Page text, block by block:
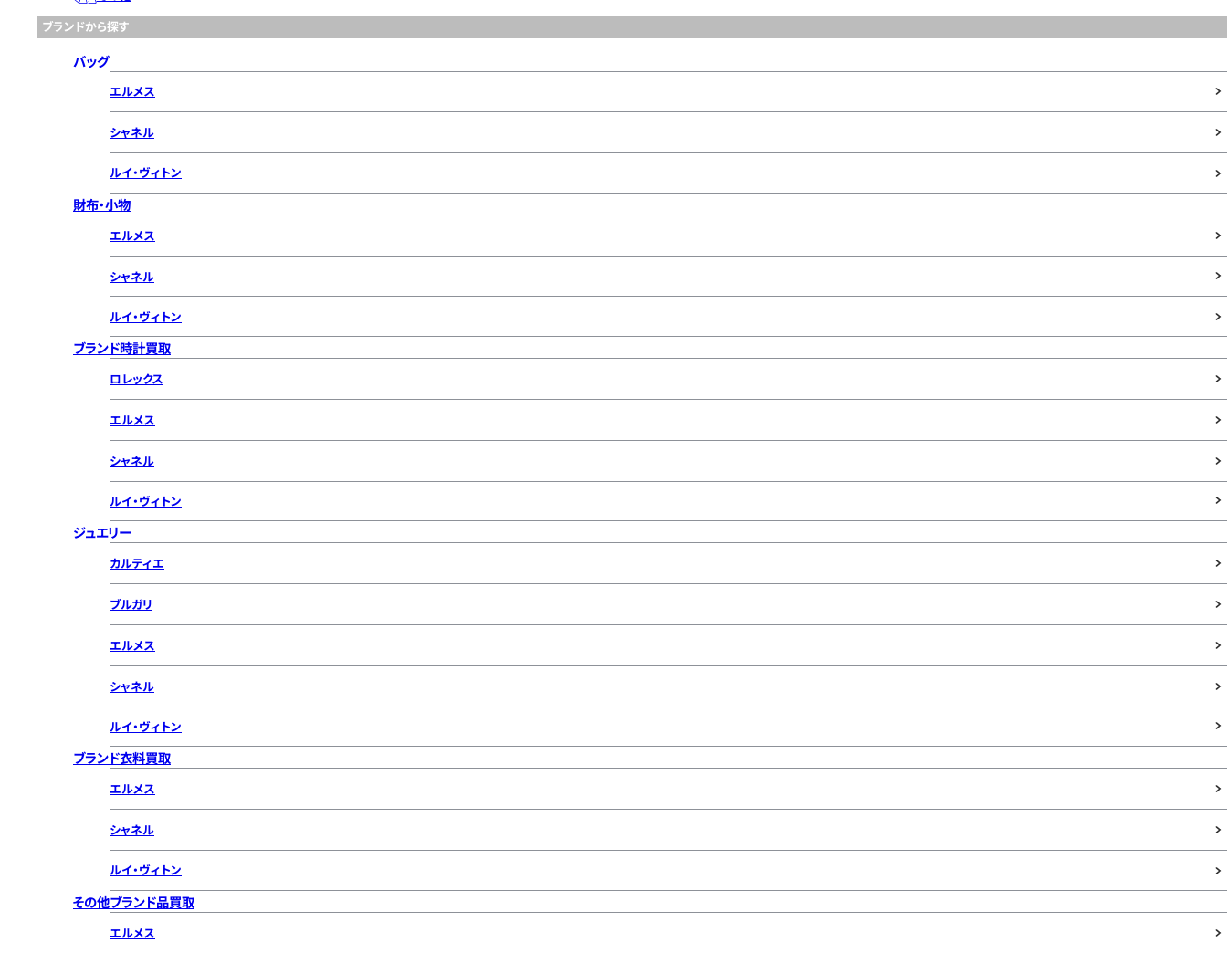
ブランドから探す
バッグ
エルメス
シャネル
ルイ・ヴィトン
財布・小物
エルメス
シャネル
ルイ・ヴィトン
ブランド時計買取
ロレックス
エルメス
シャネル
ルイ・ヴィトン
ジュエリー
カルティエ
ブルガリ
エルメス
シャネル
ルイ・ヴィトン
ブランド衣料買取
エルメス
シャネル
ルイ・ヴィトン
その他ブランド品買取
エルメス